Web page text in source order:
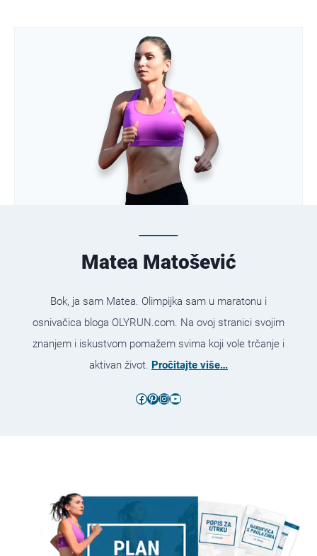
Matea Matošević
Bok, ja sam Matea. Olimpijka sam u maratonu i
osnivačica bloga OLYRUN.com. Na ovoj stranici svojim
znanjem i iskustvom pomažem svima koji vole trčanje i
aktivan život. Pročitajte više…
Facebook
Pinterest
Instagram
YouTube